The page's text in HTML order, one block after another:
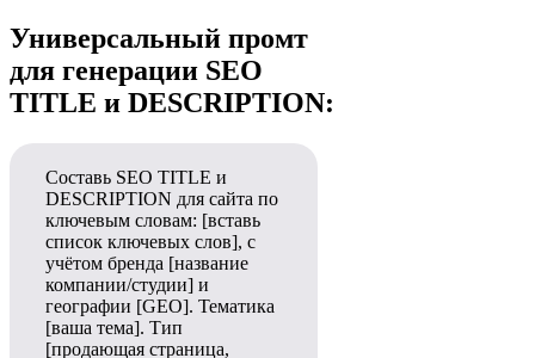
Универсальный промт
для генерации SEO
TITLE и DESCRIPTION:
Составь SEO TITLE и
DESCRIPTION для сайта по
ключевым словам: [вставь
список ключевых слов], с
учётом бренда [название
компании/студии] и
географии [GEO]. Тематика
[ваша тема]. Тип
[продающая страница,